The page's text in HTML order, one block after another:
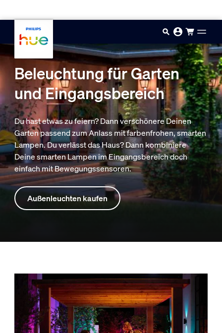
Beleuchtung für Garten
und Eingangsbereich
Du hast etwas zu feiern? Dann verschönere Deinen
Garten passend zum Anlass mit farbenfrohen, smarten
Lampen. Du verlässt das Haus? Dann kombiniere
Deine smarten Lampen im Eingangsbereich doch
einfach mit Bewegungssensoren.
Außenleuchten kaufen